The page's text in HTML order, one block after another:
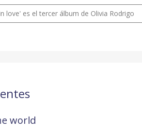
love' es el tercer álbum de Olivia Rodrigo
world